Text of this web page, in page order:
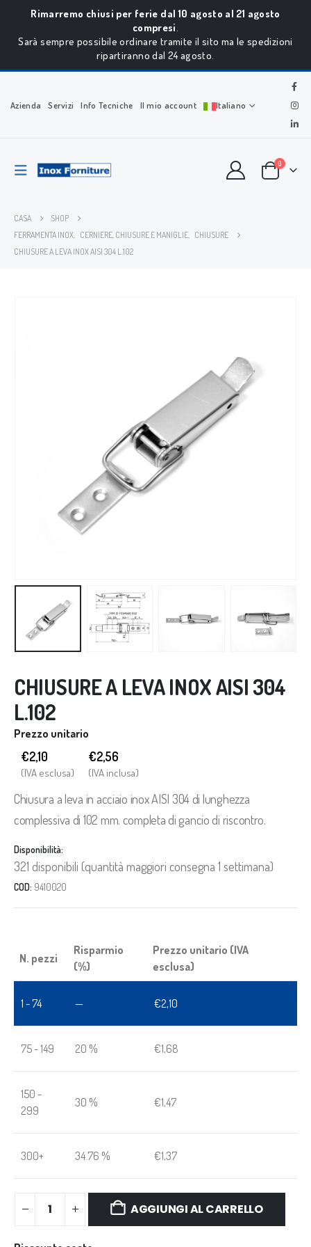
Rimarremo chiusi per ferie dal 10 agosto al 21 agosto
compresi.
Sarà sempre possibile ordinare tramite il sito ma le spedizioni
ripartiranno dal 24 agosto.
Azienda Servizi Info Tecniche Il mio account Italiano
0
CASA
SHOP
FERRAMENTA INOX, CERNIERE, CHIUSURE E MANIGLIE, CHIUSURE
CHIUSURE A LEVA INOX AISI 304 L.102
CHIUSURE A LEVA INOX AISI 304
L.102
Prezzo unitario
€2,10
(IVA esclusa)
€2,56
(IVA inclusa)
Chiusura a leva in acciaio inox AISI 304 di lunghezza
complessiva di 102 mm. completa di gancio di riscontro.
Disponibilità:
321 disponibili (quantità maggiori consegna 1 settimana)
COD: 9410020
N. pezzi
Risparmio
(%)
Prezzo unitario (IVA
esclusa)
1 - 74 — €2,10
75 - 149 20 % €1,68
150 -
299
30 % €1,47
300+ 34.76 % €1,37
AGGIUNGI AL CARRELLO